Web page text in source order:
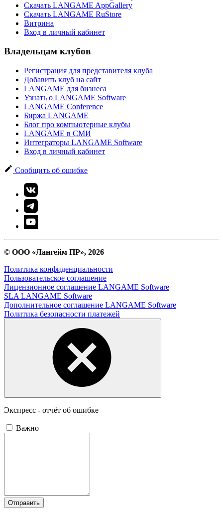
Скачать LANGAME AppGallery
Скачать LANGAME RuStore
Витрина
Вход в личный кабинет
Владельцам клубов
Регистрация для представителя клуба
Добавить клуб на сайт
LANGAME для бизнеса
Узнать о LANGAME Software
LANGAME Conference
Биржа LANGAME
Блог про компьютерные клубы
LANGAME в СМИ
Интеграторы LANGAME Software
Вход в личный кабинет
Сообщить об ошибке
© ООО «Лангейм ПР», 2026
Политика конфиденциальности
Пользовательское соглашение
Лицензионное соглашение LANGAME Software
SLA LANGAME Software
Дополнительное соглашение LANGAME Software
Политика безопасности платежей
Экспресс - отчёт об ошибке
Важно
Отправить